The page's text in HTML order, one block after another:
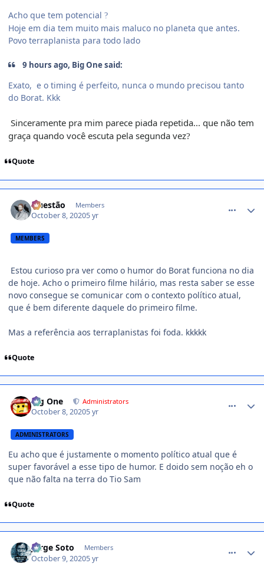
Acho que tem potencial ?
Hoje em dia tem muito mais maluco no planeta que antes.
Povo terraplanista para todo lado
9 hours ago, Big One said:
Exato, e o timing é perfeito, nunca o mundo precisou tanto
do Borat. Kkk
Sinceramente pra mim parece piada repetida... que não tem
graça quando você escuta pela segunda vez?
Quote
Questão Members
October 8, 20205 yr
MEMBERS
Estou curioso pra ver como o humor do Borat funciona no dia
de hoje. Acho o primeiro filme hilário, mas resta saber se esse
novo consegue se comunicar com o contexto político atual,
que é bem diferente daquele do primeiro filme.
Mas a referência aos terraplanistas foi foda. kkkkk
Quote
Big One Administrators
October 8, 20205 yr
ADMINISTRATORS
Eu acho que é justamente o momento político atual que é
super favorável a esse tipo de humor. E doido sem noção eh o
que não falta na terra do Tio Sam
Quote
Jorge Soto Members
October 9, 20205 yr